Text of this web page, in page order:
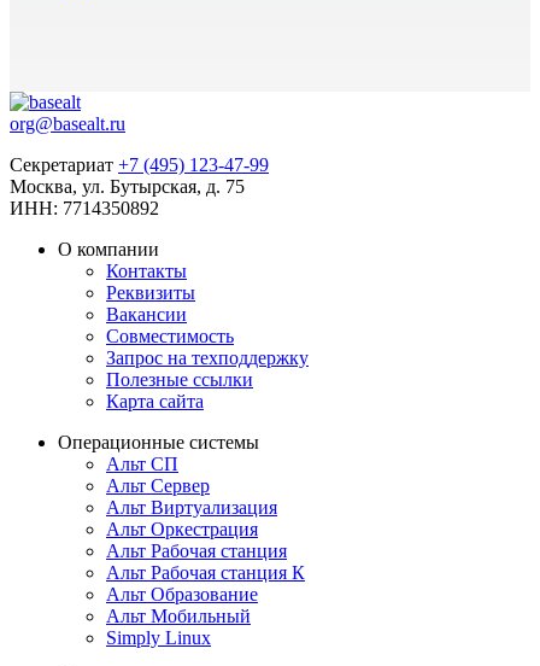
org@basealt.ru
Секретариат +7 (495) 123-47-99
Москва, ул. Бутырская, д. 75
ИНН: 7714350892
О компании
Контакты
Реквизиты
Вакансии
Совместимость
Запрос на техподдержку
Полезные ссылки
Карта сайта
Операционные системы
Альт СП
Альт Сервер
Альт Виртуализация
Альт Оркестрация
Альт Рабочая станция
Альт Рабочая станция К
Альт Образование
Альт Мобильный
Simply Linux